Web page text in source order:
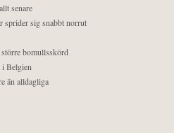
senare
sprider sig snabbt norrut
bomullsskörd
i Belgien
än alldagliga